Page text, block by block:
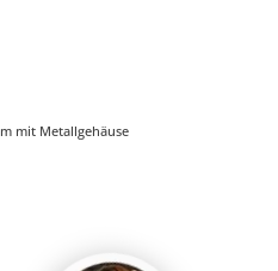
mit Metallgehäuse